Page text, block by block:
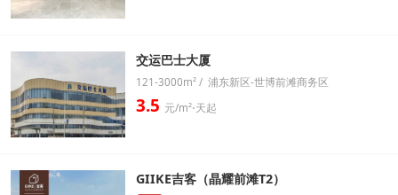
交运巴士大厦
121-3000m² / 浦东新区-世博前滩商务区
3.5 元/m²⋅天起
GIIKE吉客（晶耀前滩T2）